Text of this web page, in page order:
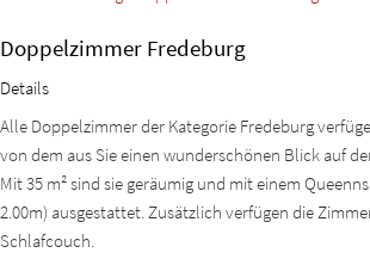
Doppelzimmer Fredeburg
Details
Alle Doppelzimmer der Kategorie Fredeburg
von dem aus Sie einen wunderschönen Blick auf
Mit 35 m² sind sie geräumig und mit einem
2.00m) ausgestattet. Zusätzlich verfügen die
Schlafcouch.